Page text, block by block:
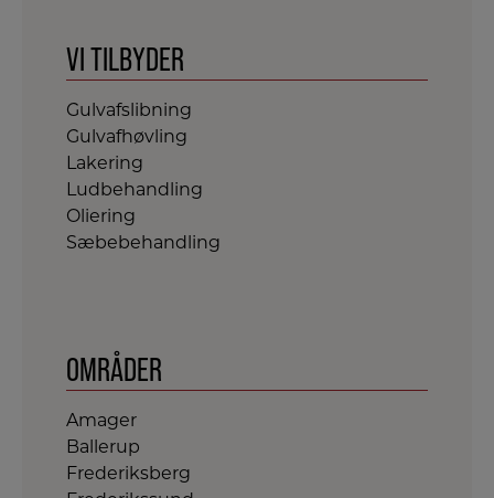
VI TILBYDER
Gulvafslibning
Gulvafhøvling
Lakering
Ludbehandling
Oliering
Sæbebehandling
OMRÅDER
Amager
Ballerup
Frederiksberg